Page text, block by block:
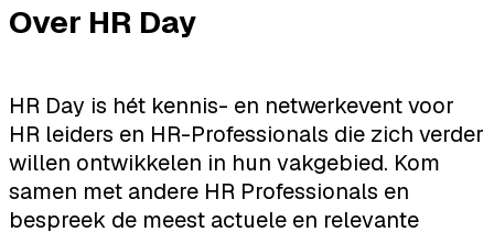
Over HR Day
HR Day is hét kennis- en netwerkevent voor
HR leiders en HR-Professionals die zich verder
willen ontwikkelen in hun vakgebied. Kom
samen met andere HR Professionals en
bespreek de meest actuele en relevante